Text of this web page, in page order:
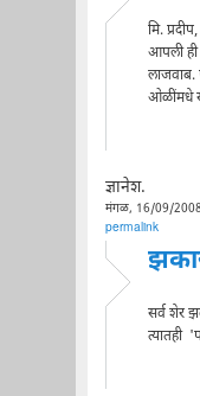
मि. प्रदीप,
आपली ही
ओळींमधे
ज्ञानेश.
मंगळ, 16/09/
permalink
सर्व शेर
त्यातही